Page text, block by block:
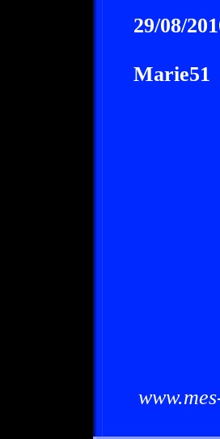
29/08/
Marie51